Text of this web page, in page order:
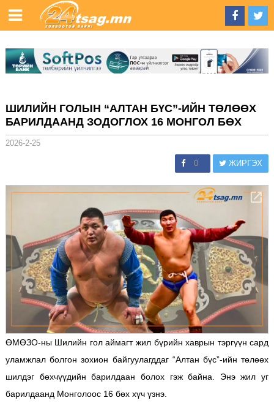
ШИЛИЙН ГОЛЫН “АЛТАН БҮС”-ИЙН ТӨЛӨӨХ
БАРИЛДААНД ЗОДОГЛОХ 16 МОНГОЛ БӨХ
2026-2-25
0 ЖИРГЭХ
ӨМӨЗО-ны Шилийн гол аймагт жил бүрийн хаврын тэргүүн сард
уламжлал болгон зохион байгуулагддаг “Алтан бүс”-ийн төлөөх
шилдэг бөхчүүдийн барилдаан болох гэж байна. Энэ жил уг
барилдаанд Монголоос 16 бөх хүч үзнэ.